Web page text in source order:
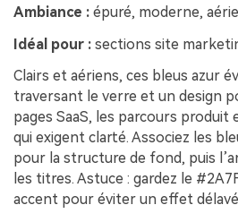
Ambiance : épuré, moderne,
Idéal pour : sections site
Clairs et aériens, ces bleus azur
traversant le verre et un design
pages SaaS, les parcours
qui exigent clarté. Associez les
pour la structure de fond, puis
les titres. Astuce : gardez le
accent pour éviter un effet